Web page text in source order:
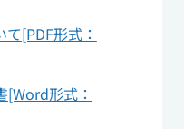
[PDF形式：
形式：